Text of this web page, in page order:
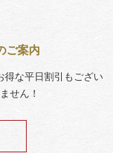
ご案内
得な平日割引もござい
せん！